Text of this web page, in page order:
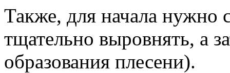
Также, для начала нужно
тщательно выровнять, а
образования плесени).